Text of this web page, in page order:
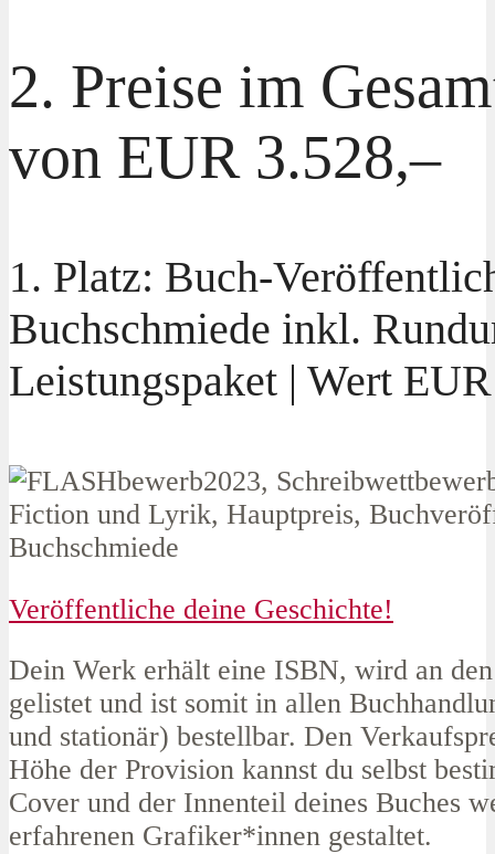
2. Preise im
von EUR 3.528,–
1. Platz: Buch-
Buchschmiede inkl.
Leistungspaket | Wert
Veröffentliche deine Geschichte!
Dein Werk erhält eine ISBN, wird an
gelistet und ist somit in allen
und stationär) bestellbar. Den
Höhe der Provision kannst du selbst
Cover und der Innenteil deines Buches
erfahrenen Grafiker*innen gestaltet.